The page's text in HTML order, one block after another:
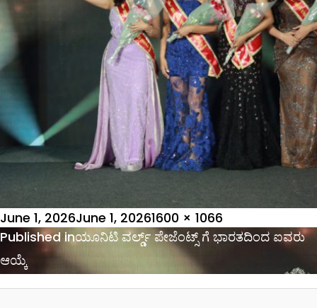
Posted
on
June 1, 2026June 1, 2026Full
size
1600 × 1066
Post
navigation
Published inಯೂನಿಟಿ ವರ್ಲ್ಡ್ ಪೇಜೆಂಟ್ಸ್ ಗೆ ಭಾರತದಿಂದ ಐವರು
ಆಯ್ಕೆ